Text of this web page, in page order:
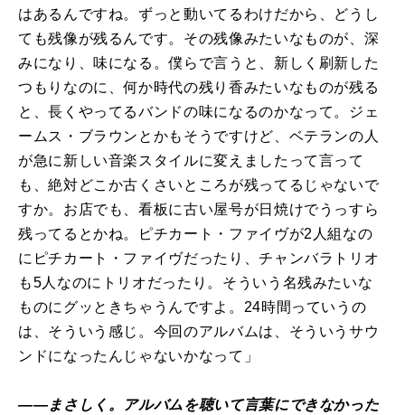
はあるんですね。ずっと動いてるわけだから、どうし
ても残像が残るんです。その残像みたいなものが、深
みになり、味になる。僕らで言うと、新しく刷新した
つもりなのに、何か時代の残り香みたいなものが残る
と、長くやってるバンドの味になるのかなって。ジェ
ームス・ブラウンとかもそうですけど、ベテランの人
が急に新しい音楽スタイルに変えましたって言って
も、絶対どこか古くさいところが残ってるじゃないで
すか。お店でも、看板に古い屋号が日焼けでうっすら
残ってるとかね。ピチカート・ファイヴが2人組なの
にピチカート・ファイヴだったり、チャンバラトリオ
も5人なのにトリオだったり。そういう名残みたいな
ものにグッときちゃうんですよ。24時間っていうの
は、そういう感じ。今回のアルバムは、そういうサウ
ンドになったんじゃないかなって」
――まさしく。アルバムを聴いて言葉にできなかった